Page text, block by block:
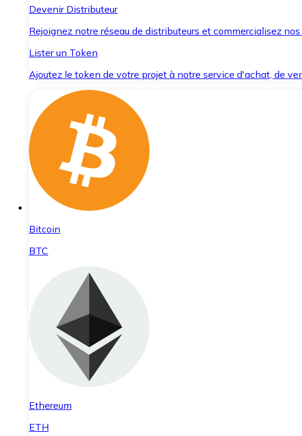
Devenir Distributeur
Rejoignez notre réseau de distributeurs et commercialisez
Lister un Token
Ajoutez le token de votre projet à notre service d'achat, de
Bitcoin
BTC
Ethereum
ETH